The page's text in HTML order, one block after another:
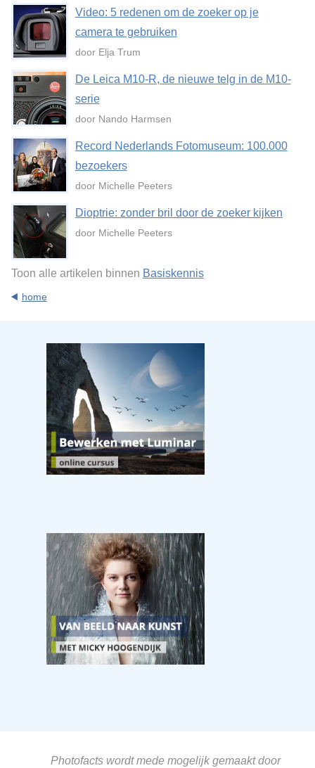
Video: 5 redenen om de zoeker op je
camera te gebruiken
door Elja Trum
De Leica M10-R, de nieuwe telg in de M10-
serie
door Nando Harmsen
Record Nederlands Fotomuseum: 100.000
bezoekers
door Michelle Peeters
Dioptrie: zonder bril door de zoeker kijken
door Michelle Peeters
Toon alle artikelen binnen Basiskennis
home
Photofacts wordt mede mogelijk gemaakt door